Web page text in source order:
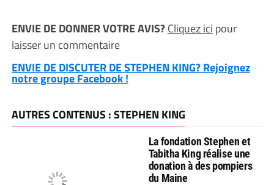
ENVIE DE DONNER VOTRE AVIS?Cliquez ici pour
laisser un commentaire
ENVIE DE DISCUTER DE STEPHEN KING? Rejoignez
notre groupe Facebook !
AUTRES CONTENUS : STEPHEN KING
La fondation Stephen et
Tabitha King réalise une
donation à des pompiers
du Maine